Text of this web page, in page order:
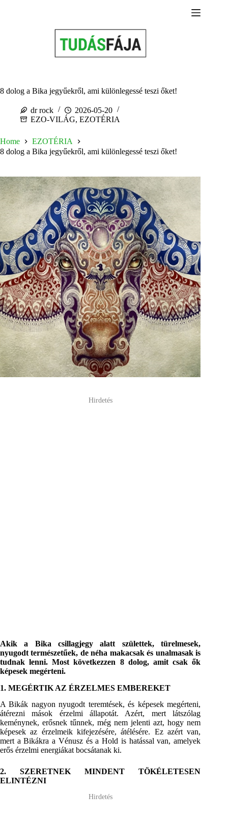
8 dolog a Bika jegyűekről, ami különlegessé teszi őket!
dr rock
2026-05-20
EZO-VILÁG, EZOTÉRIA
Home
EZOTÉRIA
8 dolog a Bika jegyűekről, ami különlegessé teszi őket!
Hirdetés
Akik a Bika csillagjegy alatt születtek, türelmesek,
nyugodt természetűek, de néha makacsak és unalmasak is
tudnak lenni. Most következzen 8 dolog, amit csak ők
képesek megérteni.
1. MEGÉRTIK AZ ÉRZELMES EMBEREKET
A Bikák nagyon nyugodt teremtések, és képesek megérteni,
átérezni mások érzelmi állapotát. Azért, mert látszólag
keménynek, erősnek tűnnek, még nem jelenti azt, hogy nem
képesek az érzelmeik kifejezésére, átélésére. Ez azért van,
mert a Bikákra a Vénusz és a Hold is hatással van, amelyek
erős érzelmi energiákat bocsátanak ki.
2. SZERETNEK MINDENT TÖKÉLETESEN
ELINTÉZNI
Hirdetés